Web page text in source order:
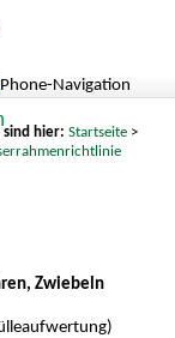
sind hier: Startseite>
Zwiebeln